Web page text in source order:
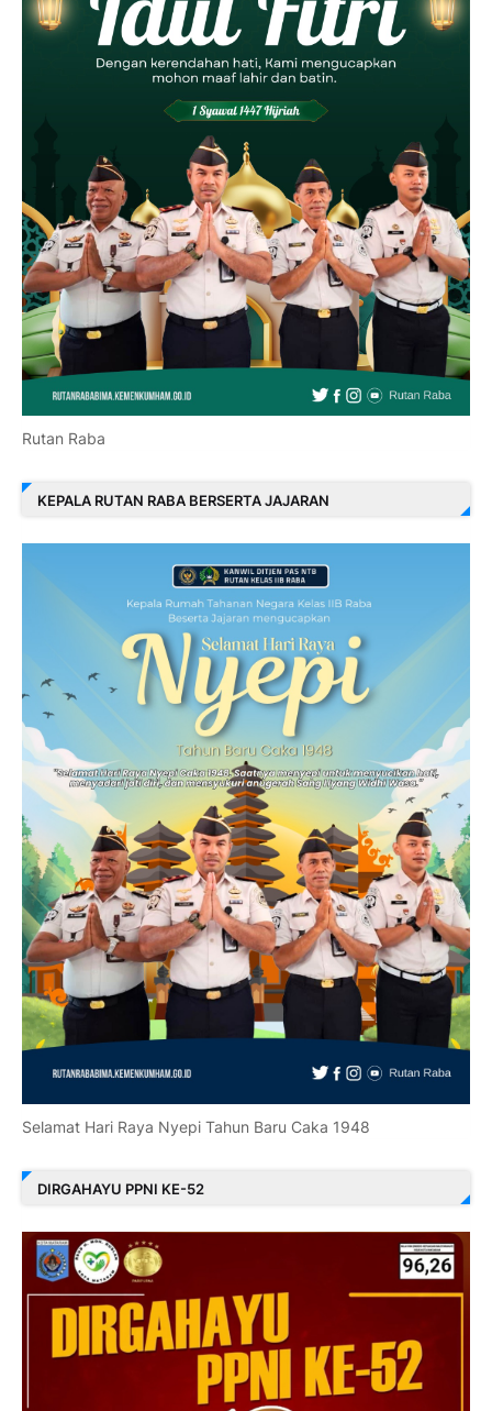
Rutan Raba
KEPALA RUTAN RABA BERSERTA JAJARAN
Selamat Hari Raya Nyepi Tahun Baru Caka 1948
DIRGAHAYU PPNI KE-52